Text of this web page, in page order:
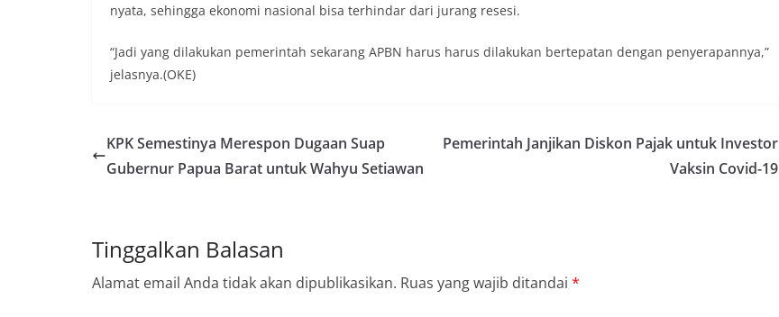
nyata, sehingga ekonomi nasional bisa terhindar dari jurang resesi.
“Jadi yang dilakukan pemerintah sekarang APBN harus harus dilakukan bertepatan dengan penyerapannya,”
jelasnya.(OKE)
KPK Semestinya Merespon Dugaan Suap
Gubernur Papua Barat untuk Wahyu Setiawan
Pemerintah Janjikan Diskon Pajak untuk Investor
Vaksin Covid-19
Tinggalkan Balasan
Alamat email Anda tidak akan dipublikasikan. Ruas yang wajib ditandai *